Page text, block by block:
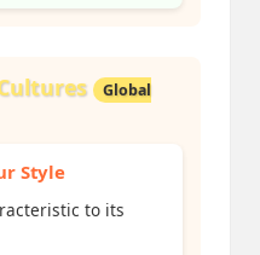
Global
Style
to its